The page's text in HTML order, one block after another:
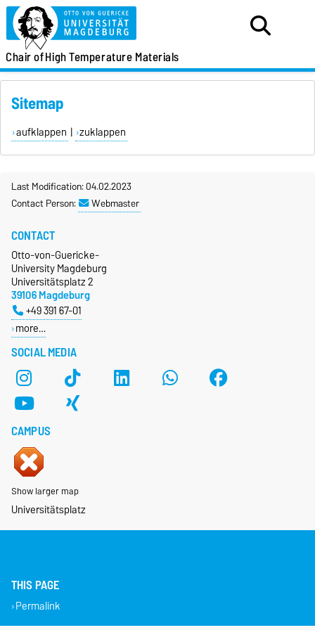
Chair ofHigh Temperature Materials
Sitemap
aufklappen | zuklappen
Last Modification: 04.02.2023
Contact Person:
Webmaster
SOCIAL MEDIA
CONTACT
Otto-von-Guericke-
University Magdeburg
Universitätsplatz 2
39106 Magdeburg
+49 391 67-01
more…
CAMPUS
Show larger map
Universitätsplatz
THIS PAGE
Permalink